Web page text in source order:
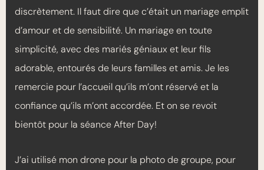
discrètement. Il faut dire que c’était un mariage emplit
d’amour et de sensibilité. Un mariage en toute
simplicité, avec des mariés géniaux et leur fils
adorable, entourés de leurs familles et amis. Je les
remercie pour l’accueil qu’ils m’ont réservé et la
confiance qu’ils m’ont accordée. Et on se revoit
bientôt pour la séance After Day!
J’ai utilisé mon drone pour la photo de groupe, pour